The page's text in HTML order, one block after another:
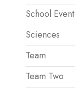
School Event
Sciences
Team
Team Two